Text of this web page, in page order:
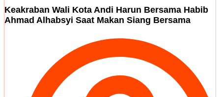
Keakraban Wali Kota Andi Harun Bersama Habib
Ahmad Alhabsyi Saat Makan Siang Bersama